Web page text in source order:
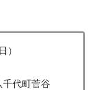
）
代町菅谷